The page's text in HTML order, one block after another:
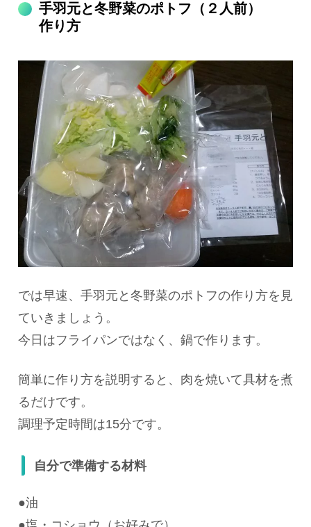
手羽元と冬野菜のポトフ（２人前）
作り方
では早速、 手羽元と冬野菜のポトフの作り方を見
ていきましょう。
今日はフライパンではなく、鍋で作ります。
簡単に作り方を説明すると、肉を焼いて具材を煮
るだけです。
調理予定時間は15分です。
自分で準備する材料
●油